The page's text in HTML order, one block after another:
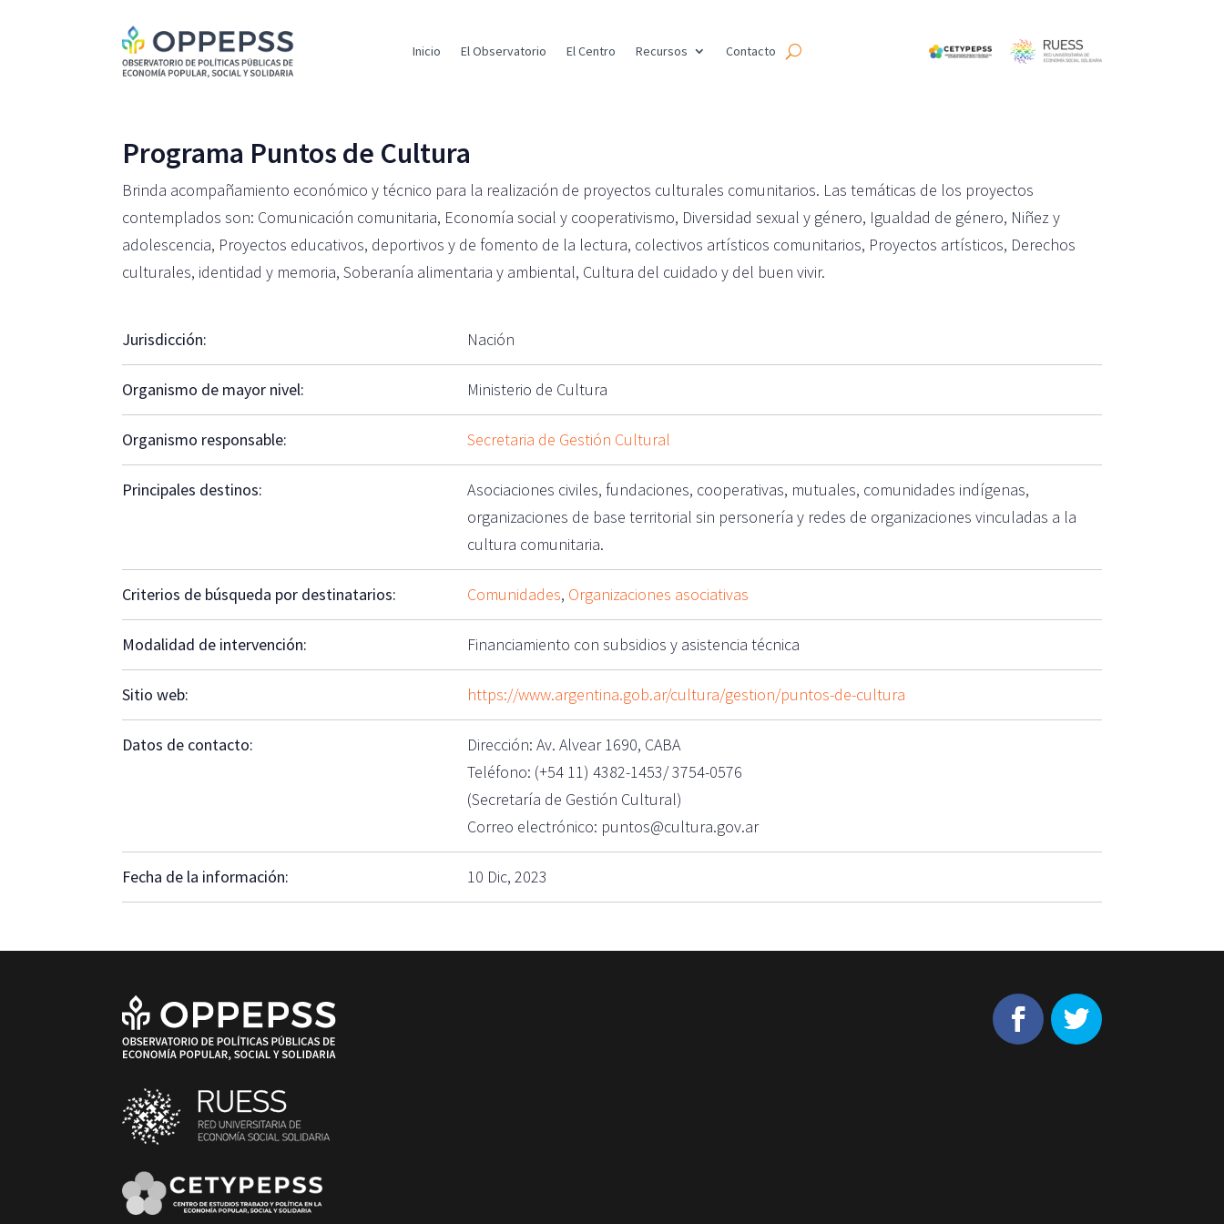
Inicio El Observatorio El Centro Recursos Contacto
Programa Puntos de Cultura
Brinda acompañamiento económico y técnico para la realización de proyectos culturales comunitarios. Las temáticas de los proyectos
contemplados son: Comunicación comunitaria, Economía social y cooperativismo, Diversidad sexual y género, Igualdad de género, Niñez y
adolescencia, Proyectos educativos, deportivos y de fomento de la lectura, colectivos artísticos comunitarios, Proyectos artísticos, Derechos
culturales, identidad y memoria, Soberanía alimentaria y ambiental, Cultura del cuidado y del buen vivir.
Jurisdicción: Nación
Organismo de mayor nivel: Ministerio de Cultura
Organismo responsable: Secretaria de Gestión Cultural
Principales destinos:
Asociaciones civiles, fundaciones, cooperativas, mutuales, comunidades indígenas,
organizaciones de base territorial sin personería y redes de organizaciones vinculadas a la
cultura comunitaria.
Criterios de búsqueda por destinatarios: Comunidades, Organizaciones asociativas
Modalidad de intervención: Financiamiento con subsidios y asistencia técnica
Sitio web: https://www.argentina.gob.ar/cultura/gestion/puntos-de-cultura
Datos de contacto:
Dirección: Av. Alvear 1690, CABA
Teléfono: (+54 11) 4382-1453/ 3754-0576
(Secretaría de Gestión Cultural)
Correo electrónico: puntos@cultura.gov.ar
Fecha de la información: 10 Dic, 2023